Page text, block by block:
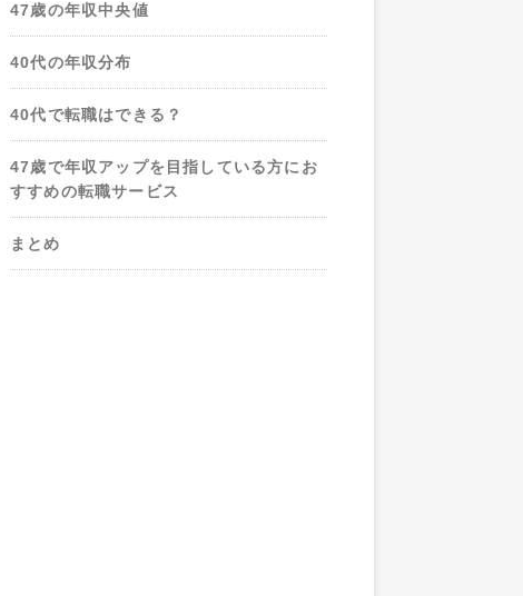
47歳の年収中央値
40代の年収分布
40代で転職はできる？
47歳で年収アップを目指している方にお
すすめの転職サービス
まとめ